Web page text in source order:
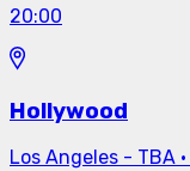
20:00
Hollywood
Los Angeles - TBA ·